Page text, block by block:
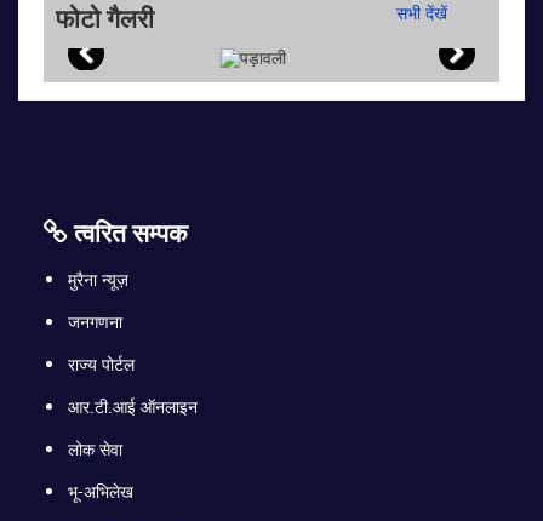
फोटो गैलरी सभी देंखें
त्वरित सम्पक
मुरैना न्यूज़
जनगणना
राज्य पोर्टल
आर.टी.आई ऑनलाइन
लोक सेवा
भू-अभिलेख